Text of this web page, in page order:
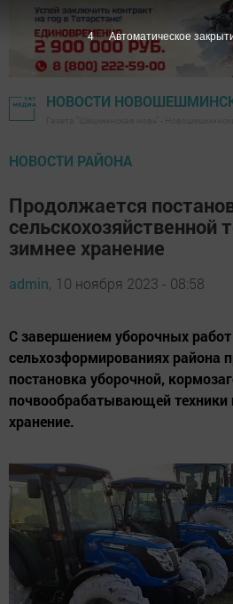
НОВОСТИ
НОВОСТИ РАЙОНА
Продолжается
сельскохозяйственной
зимнее хранение
admin, 10 ноября 2023 - 08:58
С завершением уборочных работ
сельхозформированиях района
постановка уборочной,
почвообрабатывающей техники
хранение.
2 Автоматическое